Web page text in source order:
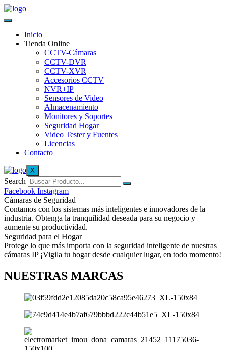
Inicio
Tienda Online
CCTV-Cámaras
CCTV-DVR
CCTV-XVR
Accesorios CCTV
NVR+IP
Sensores de Video
Almacenamiento
Monitores y Soportes
Seguridad Hogar
Video Tester y Fuentes
Licencias
Contacto
X
Search
Facebook Instagram
Cámaras de Seguridad
Contamos con los sistemas más inteligentes e innovadores de la
industria. Obtenga la tranquilidad deseada para su negocio y
aumente su productividad.
Seguridad para el Hogar
Protege lo que más importa con la seguridad inteligente de nuestras
cámaras IP ¡Vigila tu hogar desde cualquier lugar, en todo momento!
NUESTRAS MARCAS